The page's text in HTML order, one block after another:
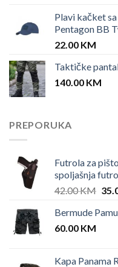
Plavi kačket
Pentagon BB
22.00 KM
Taktičke
140.00 KM
PREPORUKA
Futrola za
spoljašnja
42.00KM
Bermude
60.00 KM
Kapa Panama